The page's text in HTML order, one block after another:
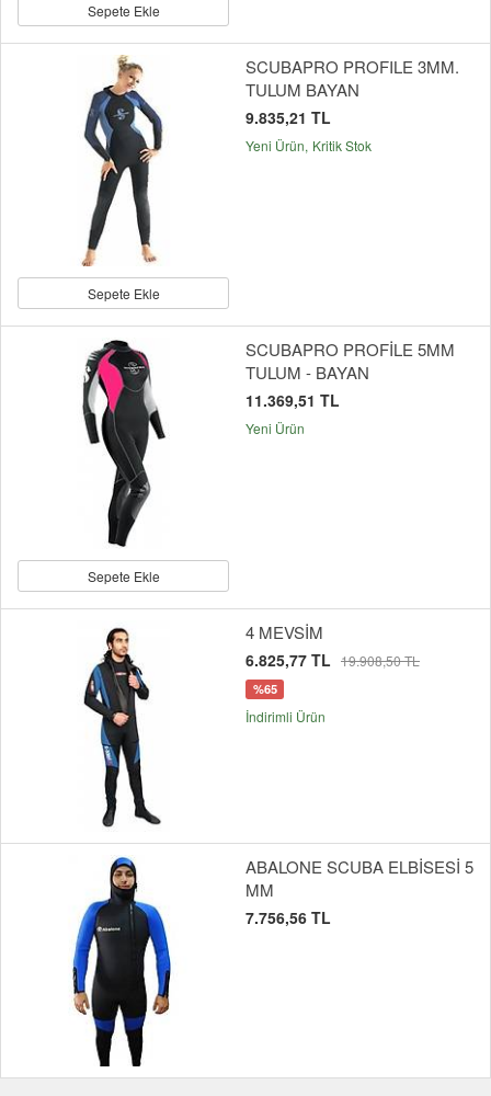
Sepete Ekle
Sepete Ekle
SCUBAPRO PROFILE 3MM.
TULUM BAYAN
9.835,21 TL
Yeni Ürün Kritik Stok
Sepete Ekle
SCUBAPRO PROFİLE 5MM
TULUM - BAYAN
11.369,51 TL
Yeni Ürün
4 MEVSİM
6.825,77 TL 19.908,50 TL
%65
İndirimli Ürün
ABALONE SCUBA ELBİSESİ 5
MM
7.756,56 TL